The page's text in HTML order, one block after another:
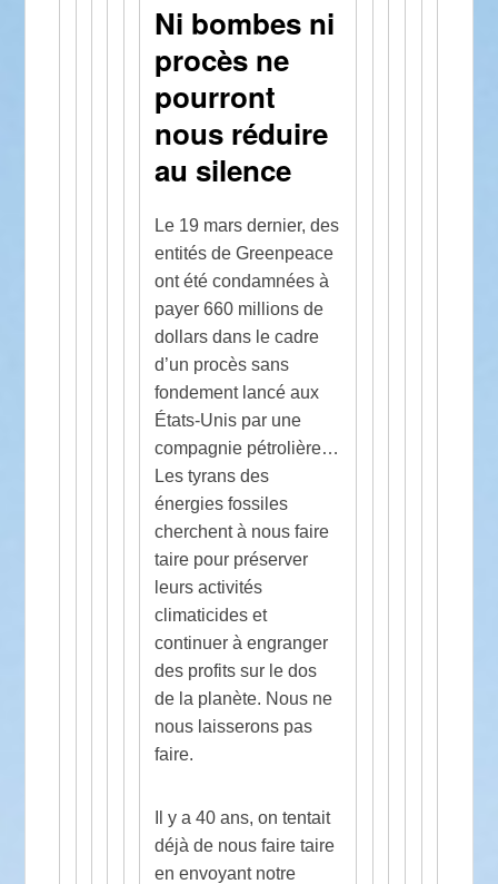
Ni bombes ni
procès ne
pourront
nous réduire
au silence
Le 19 mars dernier, des
entités de Greenpeace
ont été condamnées à
payer 660 millions de
dollars dans le cadre
d’un procès sans
fondement lancé aux
États-Unis par une
compagnie pétrolière…
Les tyrans des
énergies fossiles
cherchent à nous faire
taire pour préserver
leurs activités
climaticides et
continuer à engranger
des profits sur le dos
de la planète. Nous ne
nous laisserons pas
faire.
Il y a 40 ans, on tentait
déjà de nous faire taire
en envoyant notre